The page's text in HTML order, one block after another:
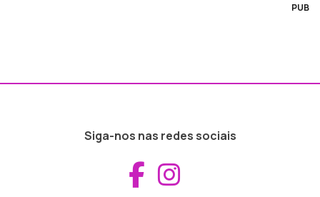
PUB
Siga-nos nas redes sociais
Aceder ao